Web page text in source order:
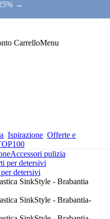
→
CarrelloMenu
Ispirazione Offerte e
Accessori pulizia
per detersivi
detersivi